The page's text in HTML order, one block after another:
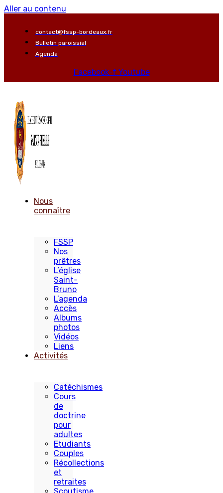
Aller au contenu
contact@fssp-bordeaux.fr
Bulletin paroissial
Agenda
Facebook-f Youtube
Nous
connaître
FSSP
Nos
prêtres
L’église
Saint-
Bruno
L’agenda
Accès
Albums
photos
Vidéos
Liens
Activités
Catéchismes
Cours
de
doctrine
pour
adultes
Etudiants
Couples
Récollections
et
retraites